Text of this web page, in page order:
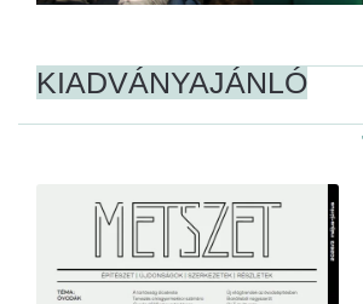
KIADVÁNYAJÁNLÓ